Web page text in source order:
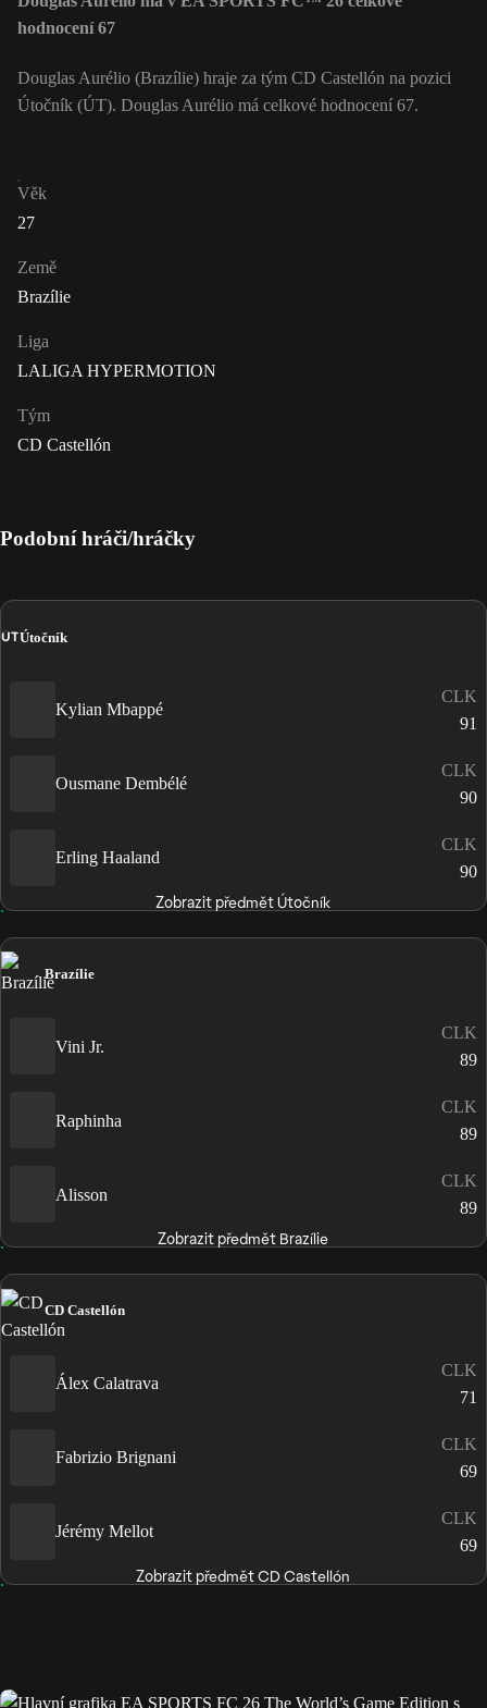
hodnocení 67
Douglas Aurélio (Brazílie) hraje za tým CD Castellón na pozici
Útočník (ÚT). Douglas Aurélio má celkové hodnocení 67.
Věk
27
Země
Brazílie
Liga
LALIGA HYPERMOTION
Tým
CD Castellón
Podobní hráči/hráčky
ÚTÚtočník
Kylian Mbappé
CLK
91
Ousmane Dembélé
CLK
90
Erling Haaland
CLK
90
Zobrazit předmět Útočník
Brazílie
Vini Jr.
CLK
89
Raphinha
CLK
89
Alisson
CLK
89
Zobrazit předmět Brazílie
CD Castellón
Álex Calatrava
CLK
71
Fabrizio Brignani
CLK
69
Jérémy Mellot
CLK
69
Zobrazit předmět CD Castellón